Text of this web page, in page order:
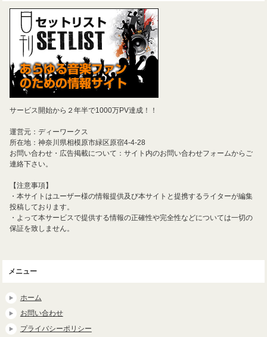
サービス開始から２年半で1000万PV達成！！
運営元：ディーワークス
所在地：神奈川県相模原市緑区原宿4-4-28
お問い合わせ・広告掲載について：サイト内のお問い合わせフォームからご
連絡下さい。
【注意事項】
・本サイトはユーザー様の情報提供及び本サイトと提携するライターが編集
投稿しております。
・よって本サービスで提供する情報の正確性や完全性などについては一切の
保証を致しません。
メニュー
ホーム
お問い合わせ
プライバシーポリシー